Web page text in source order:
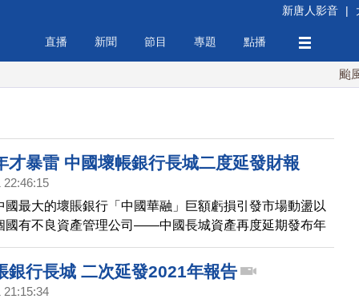
新唐人影音 |
直播 新聞 節目 專題 點播
颱風
才暴雷 中國壞帳銀行長城二度延發財報
22:46:15
國最大的壞賬銀行「中國華融」巨額虧損引發市場動盪以
國有不良資產管理公司——中國長城資產再度延期發布年
發布聲明表示，公司錯過公布2021年度報告最後期限，
擔憂中國壞帳銀行的財務健康狀況。
銀行長城 二次延發2021年報告
21:15:34